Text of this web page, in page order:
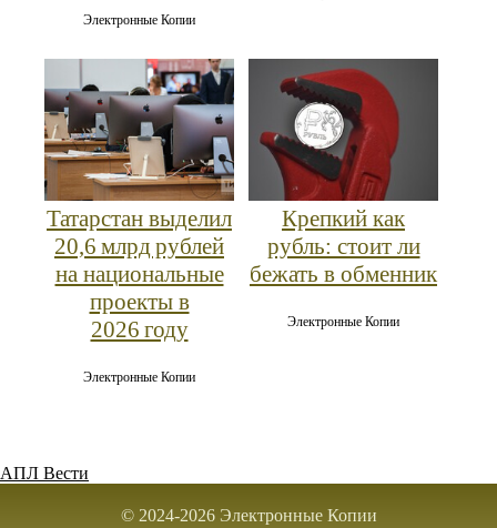
Электронные Копии
Татарстан выделил
20,6 млрд рублей
на национальные
проекты в
2026 году
Электронные Копии
Крепкий как
рубль: стоит ли
бежать в обменник
Электронные Копии
АПЛ Вести
© 2024-2026 Электронные Копии